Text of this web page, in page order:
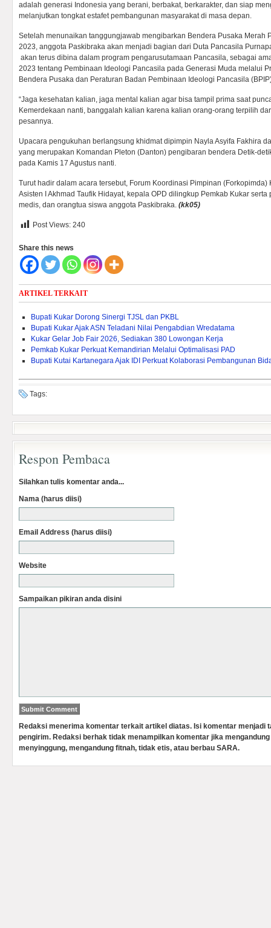
adalah generasi Indonesia yang berani, berbakat, berkarakter, dan siap
melanjutkan tongkat estafet pembangunan masyarakat di masa depan.
Setelah menunaikan tanggungjawab mengibarkan Bendera Pusaka Merah
2023, anggota Paskibraka akan menjadi bagian dari Duta Pancasila
akan terus dibina dalam program pengarusutamaan Pancasila, sebagai
2023 tentang Pembinaan Ideologi Pancasila pada Generasi Muda melalui
Bendera Pusaka dan Peraturan Badan Pembinaan Ideologi Pancasila
“Jaga kesehatan kalian, jaga mental kalian agar bisa tampil prima saat
Kemerdekaan nanti, banggalah kalian karena kalian orang-orang terpilih
pesannya.
Upacara pengukuhan berlangsung khidmat dipimpin Nayla Asyifa Fakhira
yang merupakan Komandan Pleton (Danton) pengibaran bendera Detik-
pada Kamis 17 Agustus nanti.
Turut hadir dalam acara tersebut, Forum Koordinasi Pimpinan (Forkopimda)
Asisten I Akhmad Taufik Hidayat, kepala OPD dilingkup Pemkab Kukar
medis, dan orangtua siswa anggota Paskibraka. (kk05)
Post Views: 240
Share this news
ARTIKEL TERKAIT
Bupati Kukar Dorong Sinergi TJSL dan PKBL
Bupati Kukar Ajak ASN Teladani Nilai Pengabdian Wredatama
Kukar Gelar Job Fair 2026, Sediakan 380 Lowongan Kerja
Pemkab Kukar Perkuat Kemandirian Melalui Optimalisasi PAD ‎
Bupati Kutai Kartanegara Ajak IDI Perkuat Kolaborasi Pembangunan
Tags:
Respon Pembaca
Silahkan tulis komentar anda...
Nama (harus diisi)
Email Address (harus diisi)
Website
Sampaikan pikiran anda disini
Redaksi menerima komentar terkait artikel diatas. Isi komentar menjadi
pengirim. Redaksi berhak tidak menampilkan komentar jika
menyinggung, mengandung fitnah, tidak etis, atau berbau SARA.